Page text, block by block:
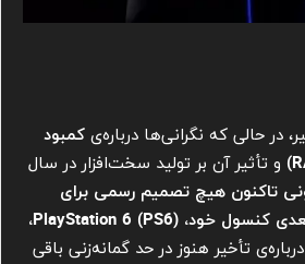
در حالی که نگرانی‌ها درباره‌ی کمبود
و تأثیر آن بر تولید سخت‌افزار در سال
تاکنون هیچ تصمیم رسمی برای
تأخیر در عرضه‌ی نسل بعدی کنسول خود، PlayStation 6 (PS6)،
تأخیر هنوز در حد گمانه‌زنی باقی